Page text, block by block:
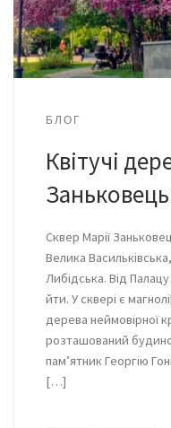
БЛОГ
Квітучі
Сквер Марії
Велика
Либідська. Від
йти. У сквері є
дерева неймовірної
розташований
пам’ятник Георгію
[…]